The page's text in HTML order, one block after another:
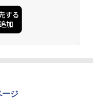
バンダイ スピリッツ)
ンジャ[カラーA] 色
リー PLAMATEA MX
MARUI) No.21 H&K
エアーHOPハンドガン
ールシリーズ No.123
(ゲートカット用) プラ
ージ